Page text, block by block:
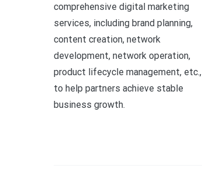
comprehensive digital marketing
services, including brand planning,
content creation, network
development, network operation,
product lifecycle management, etc.,
to help partners achieve stable
business growth.